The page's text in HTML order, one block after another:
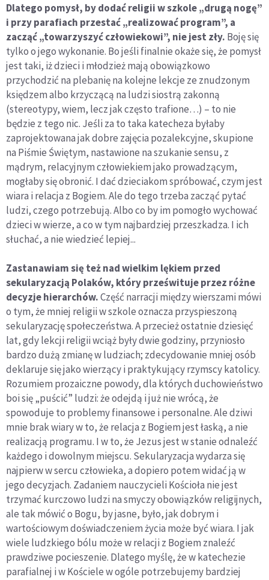
Dlatego pomysł, by dodać religii w szkole „drugą nogę”
i przy parafiach przestać „realizować program”, a
zacząć „towarzyszyć człowiekowi”, nie jest zły. Boję się
tylko o jego wykonanie. Bo jeśli finalnie okaże się, że pomysł
jest taki, iż dzieci i młodzież mają obowiązkowo
przychodzić na plebanię na kolejne lekcje ze znudzonym
księdzem albo krzyczącą na ludzi siostrą zakonną
(stereotypy, wiem, lecz jak często trafione…) – to nie
będzie z tego nic. Jeśli za to taka katecheza byłaby
zaprojektowana jak dobre zajęcia pozalekcyjne, skupione
na Piśmie Świętym, nastawione na szukanie sensu, z
mądrym, relacyjnym człowiekiem jako prowadzącym,
mogłaby się obronić. I dać dzieciakom spróbować, czym jest
wiara i relacja z Bogiem. Ale do tego trzeba zacząć pytać
ludzi, czego potrzebują. Albo co by im pomogło wychować
dzieci w wierze, a co w tym najbardziej przeszkadza. I ich
słuchać, a nie wiedzieć lepiej...
Zastanawiam się też nad wielkim lękiem przed
sekularyzacją Polaków, który prześwituje przez różne
decyzje hierarchów.Część narracji między wierszami mówi
o tym, że mniej religii w szkole oznacza przyspieszoną
sekularyzację społeczeństwa. A przecież ostatnie dziesięć
lat, gdy lekcji religii wciąż były dwie godziny, przyniosło
bardzo dużą zmianę w ludziach; zdecydowanie mniej osób
deklaruje się jako wierzący i praktykujący rzymscy katolicy.
Rozumiem prozaiczne powody, dla których duchowieństwo
boi się „puścić” ludzi: że odejdą i już nie wrócą, że
spowoduje to problemy finansowe i personalne. Ale dziwi
mnie brak wiary w to, że relacja z Bogiem jest łaską, a nie
realizacją programu. I w to, że Jezus jest w stanie odnaleźć
każdego i dowolnym miejscu. Sekularyzacja wydarza się
najpierw w sercu człowieka, a dopiero potem widać ją w
jego decyzjach. Zadaniem nauczycieli Kościoła nie jest
trzymać kurczowo ludzi na smyczy obowiązków religijnych,
ale tak mówić o Bogu, by jasne, było, jak dobrym i
wartościowym doświadczeniem życia może być wiara. I jak
wiele ludzkiego bólu może w relacji z Bogiem znaleźć
prawdziwe pocieszenie. Dlatego myślę, że w katechezie
parafialnej i w Kościele w ogóle potrzebujemy bardziej